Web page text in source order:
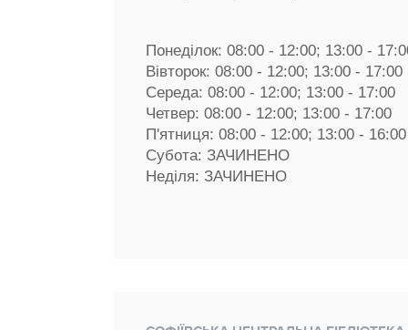
Понеділок: 08:00 - 12:00; 13:00 -
Вівторок: 08:00 - 12:00; 13:00 - 17:00
Середа: 08:00 - 12:00; 13:00 - 17:00
Четвер: 08:00 - 12:00; 13:00 - 17:00
П'ятниця: 08:00 - 12:00; 13:00 - 16:00
Субота: ЗАЧИНЕНО
Неділя: ЗАЧИНЕНО